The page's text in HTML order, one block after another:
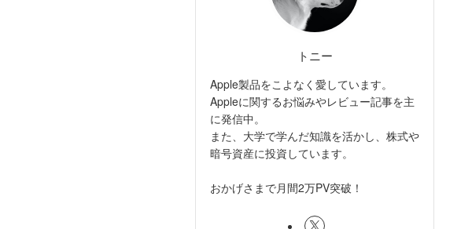
トニー
Apple製品をこよなく愛しています。
Appleに関するお悩みやレビュー記事を主
に発信中。
また、大学で学んだ知識を活かし、株式や
暗号資産に投資しています。
おかげさまで月間2万PV突破！